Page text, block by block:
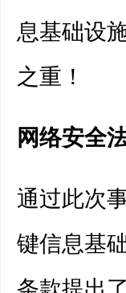
息基础设
之重！
网络安全
通过此次
键信息基